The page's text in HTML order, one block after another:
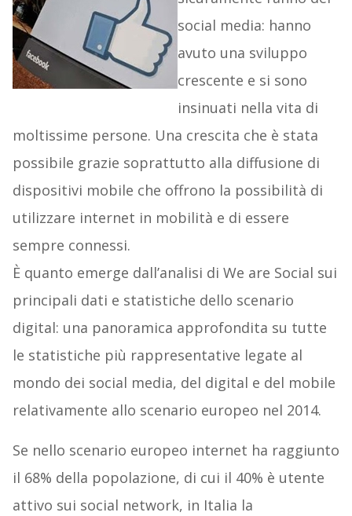
social media: hanno
avuto una sviluppo
crescente e si sono
insinuati nella vita di
moltissime persone. Una crescita che è stata
possibile grazie soprattutto alla diffusione di
dispositivi mobile che offrono la possibilità di
utilizzare internet in mobilità e di essere
sempre connessi.
È quanto emerge dall’analisi di We are Social sui
principali dati e statistiche dello scenario
digital: una panoramica approfondita su tutte
le statistiche più rappresentative legate al
mondo dei social media, del digital e del mobile
relativamente allo scenario europeo nel 2014.
Se nello scenario europeo internet ha raggiunto
il 68% della popolazione, di cui il 40% è utente
attivo sui social network, in Italia la